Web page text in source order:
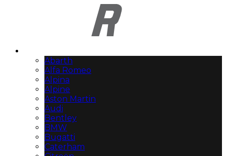
Abarth
Alfa Romeo
Alpina
Alpine
Aston Martin
Audi
Bentley
BMW
Bugatti
Caterham